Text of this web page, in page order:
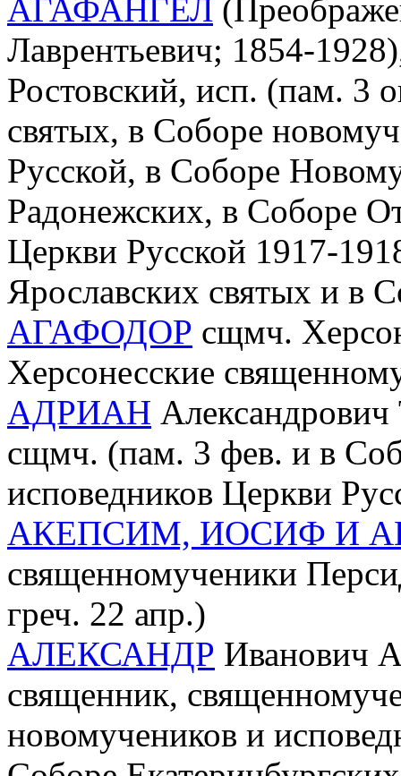
АГАФАНГЕЛ
Лаврентьевич; 1854-
Ростовский, исп. (пам. 3
святых, в Соборе
Русской, в Соборе
Радонежских, в Соборе
Церкви Русской 1917-
Ярославских святых и в
АГАФОДОР сщмч.
Херсонесские
АДРИАН
сщмч. (пам. 3 фев. и в
исповедников Церкви
АКЕПСИМ, ИОСИФ И
священномученики
греч. 22 апр.)
АЛЕКСАНДР Иванович
священник,
новомучеников и